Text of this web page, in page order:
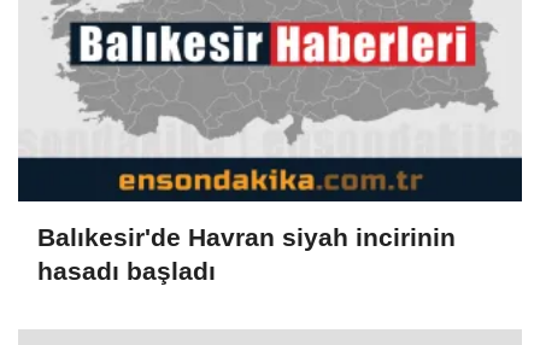
Balıkesir'de Havran siyah incirinin
hasadı başladı